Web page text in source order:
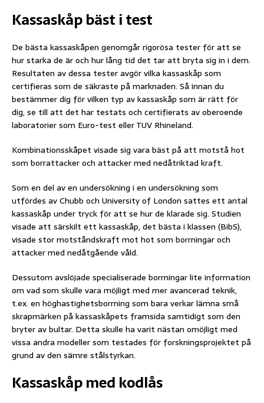
Kassaskåp bäst i test
De bästa kassaskåpen genomgår rigorösa tester för att se
hur starka de är och hur lång tid det tar att bryta sig in i dem.
Resultaten av dessa tester avgör vilka kassaskåp som
certifieras som de säkraste på marknaden. Så innan du
bestämmer dig för vilken typ av kassaskåp som är rätt för
dig, se till att det har testats och certifierats av oberoende
laboratorier som Euro-test eller TUV Rhineland.
Kombinationsskåpet visade sig vara bäst på att motstå hot
som borrattacker och attacker med nedåtriktad kraft.
Som en del av en undersökning i en undersökning som
utfördes av Chubb och University of London sattes ett antal
kassaskåp under tryck för att se hur de klarade sig. Studien
visade att särskilt ett kassaskåp, det bästa i klassen (BibS),
visade stor motståndskraft mot hot som borrningar och
attacker med nedåtgående våld.
Dessutom avslöjade specialiserade borrningar lite information
om vad som skulle vara möjligt med mer avancerad teknik,
t.ex. en höghastighetsborrning som bara verkar lämna små
skrapmärken på kassaskåpets framsida samtidigt som den
bryter av bultar. Detta skulle ha varit nästan omöjligt med
vissa andra modeller som testades för forskningsprojektet på
grund av den sämre stålstyrkan.
Kassaskåp med kodlås